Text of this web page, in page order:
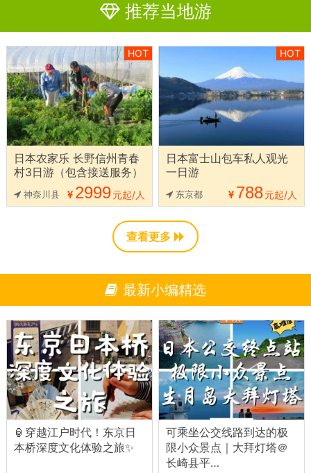
推荐当地游
HOT
日本农家乐 长野信州青春
村3日游（包含接送服务）
神奈川县 2999元起/人
HOT
日本富士山包车私人观光
一日游
东京都 788元起/人
查看更多
最新小编精选
🏮穿越江户时代！东京日
本桥深度文化体验之旅✨
可乘坐公交线路到达的极
限小众景点｜大拜灯塔＠
长崎县平…